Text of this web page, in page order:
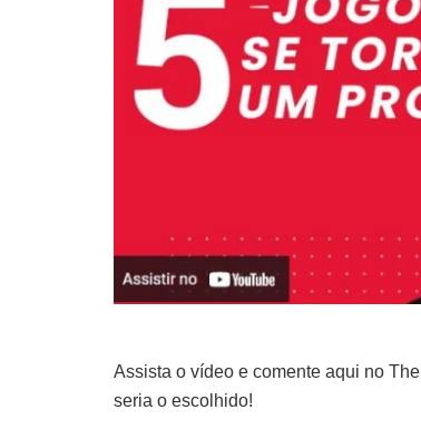
Assista o vídeo e comente aqui no
seria o escolhido!